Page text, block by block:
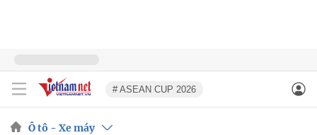
# ASEAN CUP 2026
Ô tô - Xe máy